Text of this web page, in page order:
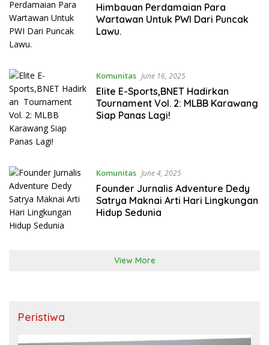
Himbauan Perdamaian Para
Wartawan Untuk PWI Dari Puncak
Lawu.
Komunitas June 16, 2025
Elite E-Sports,BNET Hadirkan
Tournament Vol. 2: MLBB Karawang
Siap Panas Lagi!
Komunitas June 4, 2025
Founder Jurnalis Adventure Dedy
Satrya Maknai Arti Hari Lingkungan
Hidup Sedunia
View More
Peristiwa